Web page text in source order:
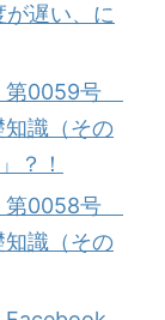
遅い、に
第0059号
識（その
？！
第0058号
識（その